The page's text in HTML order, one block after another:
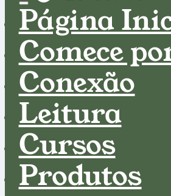
Página
Comece
Conexão
Leitura
Cursos
Produtos